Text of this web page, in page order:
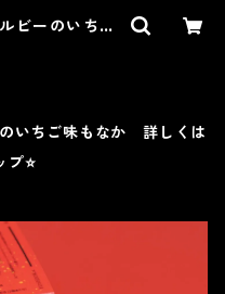
ビーのいちご
いちご味もなか 詳しくは
プ⭐️